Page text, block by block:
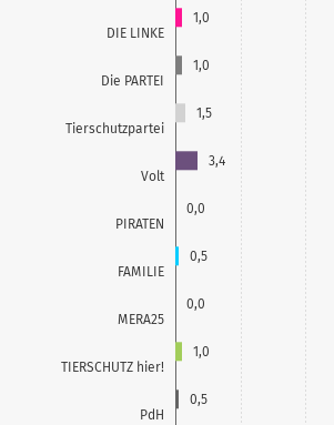
DIE LINKE
Die PARTEI
Tierschutzpartei
Volt
PIRATEN
FAMILIE
MERA25
TIERSCHUTZ hier!
PdH
1,0
1,0
1,5
3,4
0,0
0,5
0,0
1,0
0,5